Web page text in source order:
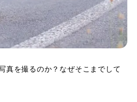
真を撮るのか？なぜそこまでして